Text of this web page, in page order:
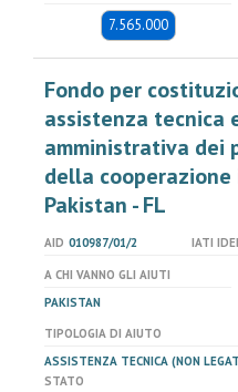
7.565.000
Fondo per
assistenza tecnica
amministrativa dei
della
Pakistan - FL
AID 010987/01/2 IATI
A CHI VANNO GLI AIUTI
PAKISTAN
TIPOLOGIA DI AIUTO
ASSISTENZA TECNICA (NON
STATO